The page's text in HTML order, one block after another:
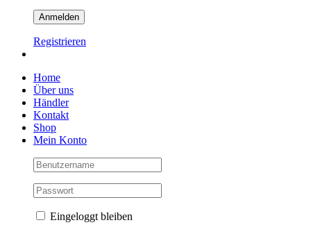
Registrieren
Home
Über uns
Händler
Kontakt
Shop
Mein Konto
Eingeloggt bleiben